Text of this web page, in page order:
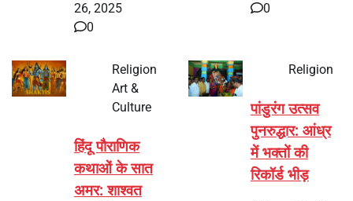
26, 2025
0
0
Religion
Art &
Culture
हिंदू पौराणिक
कथाओं के सात
अमर: शाश्वत
Religion
पांडुरंग उत्सव
पुनरुद्धार: आंध्र
में भक्तों की
रिकॉर्ड भीड़